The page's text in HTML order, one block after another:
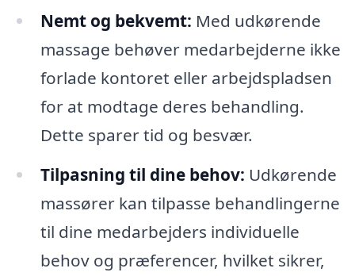
Nemt og bekvemt: Med udkørende
massage behøver medarbejderne ikke
forlade kontoret eller arbejdspladsen
for at modtage deres behandling.
Dette sparer tid og besvær.
Tilpasning til dine behov: Udkørende
massører kan tilpasse behandlingerne
til dine medarbejders individuelle
behov og præferencer, hvilket sikrer,